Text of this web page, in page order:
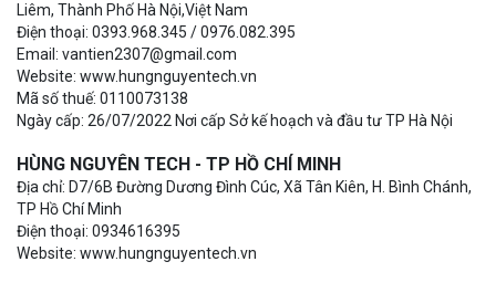
Liêm, Thành Phố Hà Nội,Việt Nam
Điện thoại: 0393.968.345 / 0976.082.395
Email: vantien2307@gmail.com
Website: www.hungnguyentech.vn
Mã số thuế: 0110073138
Ngày cấp: 26/07/2022 Nơi cấp Sở kế hoạch và đầu tư TP Hà Nội
HÙNG NGUYÊN TECH - TP HỒ CHÍ MINH
Địa chỉ: D7/6B Đường Dương Đình Cúc, Xã Tân Kiên, H. Bình Chánh,
TP Hồ Chí Minh
Điện thoại: 0934616395
Website: www.hungnguyentech.vn